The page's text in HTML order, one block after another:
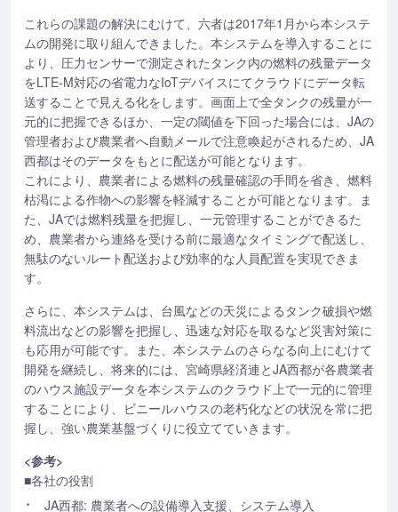
これらの課題の解決にむけて、六者は2017年1月から本システ
ムの開発に取り組んできました。本システムを導入することに
より、圧力センサーで測定されたタンク内の燃料の残量データ
をLTE-M対応の省電力なIoTデバイスにてクラウドにデータ転
送することで見える化をします。画面上で全タンクの残量が一
元的に把握できるほか、一定の閾値を下回った場合には、JAの
管理者および農業者へ自動メールで注意喚起がされるため、JA
西都はそのデータをもとに配送が可能となります。
これにより、農業者による燃料の残量確認の手間を省き、燃料
枯渇による作物への影響を軽減することが可能となります。ま
た、JAでは燃料残量を把握し、一元管理することができるた
め、農業者から連絡を受ける前に最適なタイミングで配送し、
無駄のないルート配送および効率的な人員配置を実現できま
す。
さらに、本システムは、台風などの天災によるタンク破損や燃
料流出などの影響を把握し、迅速な対応を取るなど災害対策に
も応用が可能です。また、本システムのさらなる向上にむけて
開発を継続し、将来的には、宮崎県経済連とJA西都が各農業者
のハウス施設データを本システムのクラウド上で一元的に管理
することにより、ビニールハウスの老朽化などの状況を常に把
握し、強い農業基盤づくりに役立てていきます。
<参考>
■各社の役割
JA西都: 農業者への設備導入支援、システム導入